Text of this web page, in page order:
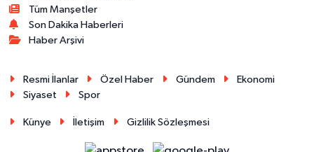
Tüm Manşetler
Son Dakika Haberleri
Haber Arşivi
Resmi İlanlar Özel Haber Gündem
Ekonomi
Siyaset
Spor
Künye İletişim Gizlilik Sözleşmesi